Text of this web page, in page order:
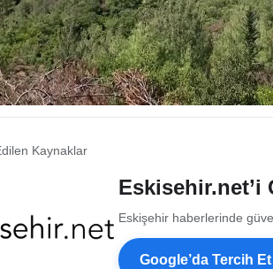
Kaynaklar
Eskisehir.net’i
Eskişehir haberlerinde
Google’da Tercih